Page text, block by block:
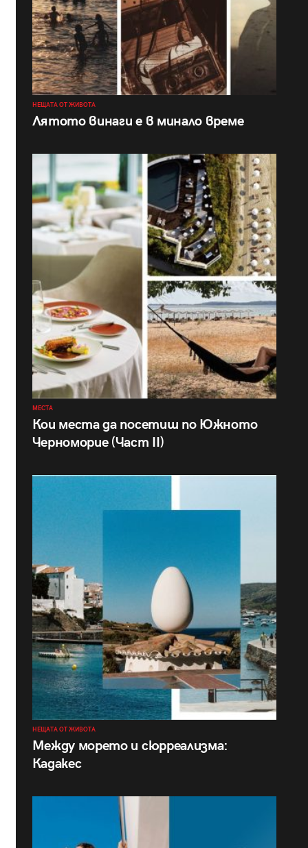
НЕЩАТА ОТ ЖИВОТА
Лятото винаги е в минало време
МЕСТА
Кои места да посетиш по Южното
Черноморие (Част II)
НЕЩАТА ОТ ЖИВОТА
Между морето и сюрреализма:
Кадакес